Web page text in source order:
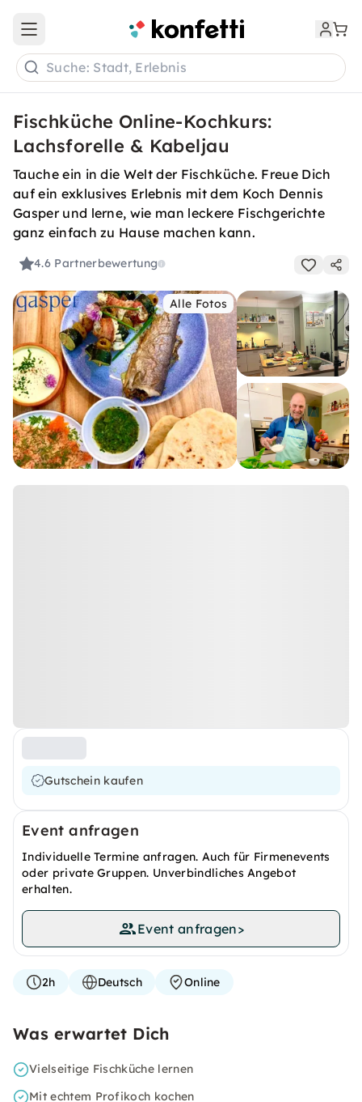
Open main menu
Suche: Stadt, Erlebnis
Fischküche Online-Kochkurs:
Lachsforelle & Kabeljau
Tauche ein in die Welt der Fischküche. Freue Dich
auf ein exklusives Erlebnis mit dem Koch Dennis
Gasper und lerne, wie man leckere Fischgerichte
ganz einfach zu Hause machen kann.
4.6 Partnerbewertung
Alle Fotos
Gutschein kaufen
Event anfragen
Individuelle Termine anfragen. Auch für Firmenevents
oder private Gruppen. Unverbindliches Angebot
erhalten.
Event anfragen>
2h Deutsch Online
Was erwartet Dich
Vielseitige Fischküche lernen
Mit echtem Profikoch kochen